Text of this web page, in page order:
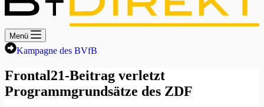
Menü
Kampagne des BVfB
Frontal21-Beitrag verletzt
Programmgrundsätze des ZDF